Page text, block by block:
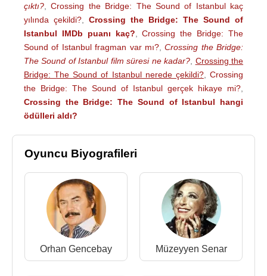
çıktı? ,Crossing the Bridge: The Sound of Istanbul kaç
yılında çekildi?
Crossing the Bridge: The Sound of
Istanbul IMDb puanı kaç? ,Crossing the Bridge: The
Sound of Istanbul fragman var mı?,Crossing the Bridge:
The Sound of Istanbul film süresi ne kadar? Crossing the
Bridge: The Sound of Istanbul nerede çekildi?,Crossing
the Bridge: The Sound of Istanbul gerçek hikaye mi?
Crossing the Bridge: The Sound of Istanbul hangi
ödülleri aldı?
Oyuncu Biyografileri
Orhan Gencebay Müzeyyen Senar